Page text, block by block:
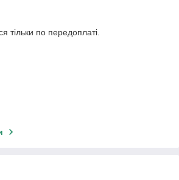
тільки по передоплаті.